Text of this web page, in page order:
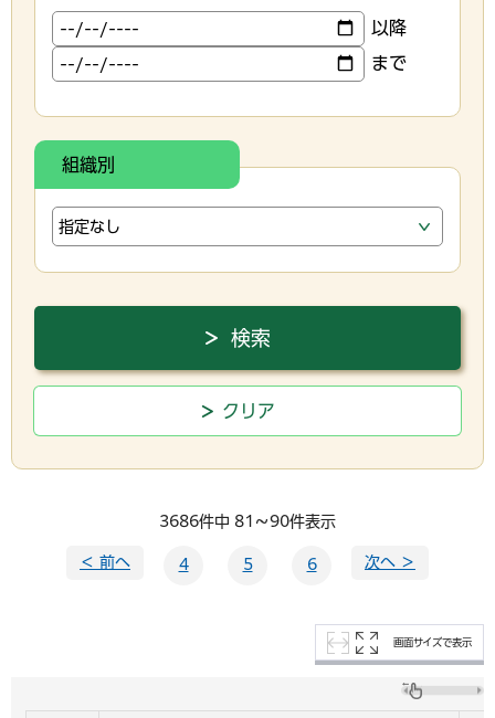
以降
まで
組織別
3686件中 81～90件表示
＜ 前へ 4 5 6 次へ ＞
画面サイズで表示